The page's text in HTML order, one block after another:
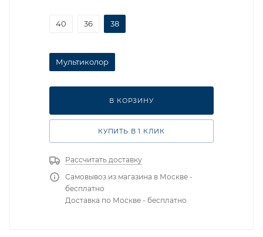
40 36 38
Мультиколор
В КОРЗИНУ
КУПИТЬ В 1 КЛИК
Рассчитать доставку
Самовывоз из магазина в Москве -
бесплатно
Доставка по Москве - бесплатно